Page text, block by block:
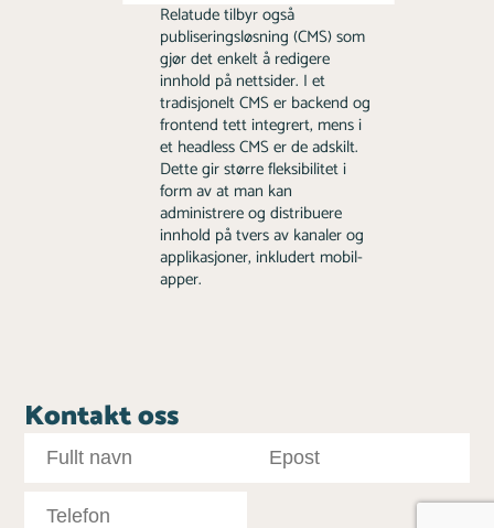
Relatude tilbyr også
publiseringsløsning (CMS) som
gjør det enkelt å redigere
innhold på nettsider. I et
tradisjonelt CMS er backend og
frontend tett integrert, mens i
et headless CMS er de adskilt.
Dette gir større fleksibilitet i
form av at man kan
administrere og distribuere
innhold på tvers av kanaler og
applikasjoner, inkludert mobil-
apper.
Kontakt oss